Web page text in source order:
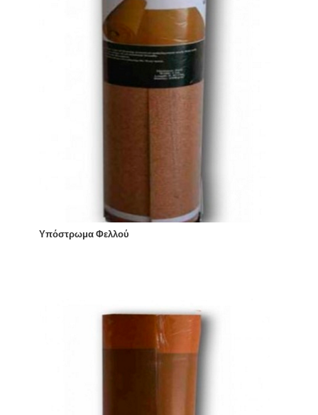
Υπόστρωμα Φελλού